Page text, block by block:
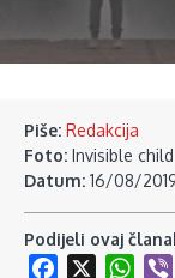
Piše: Redakcija
Foto: Invisible child
Datum: 16/08/
Podijeli ovaj
Facebook